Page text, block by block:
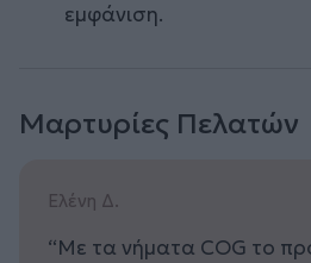
εμφάνιση.
Μαρτυρίες Πελατών
Ελένη Δ.
“Με τα νήματα COG το